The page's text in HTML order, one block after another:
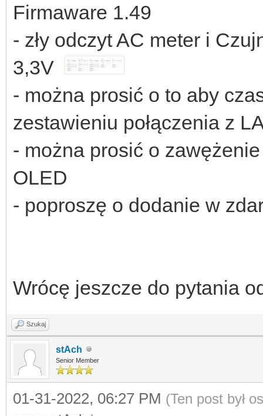
Firmaware 1.49
- zły odczyt AC meter i
3,3V
- można prosić o to aby
zestawieniu połączenia z
- można prosić o
OLED
- poproszę o dodanie w
Wrócę jeszcze do pytania
Szukaj
stAch
Senior Member
01-31-2022, 06:27 PM (Ten post był